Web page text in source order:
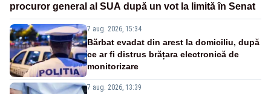
procuror general al SUA după un vot la limită în Senat
7 aug. 2026, 15:34
Bărbat evadat din arest la domiciliu, după
ce ar fi distrus brățara electronică de
monitorizare
7 aug. 2026, 13:39